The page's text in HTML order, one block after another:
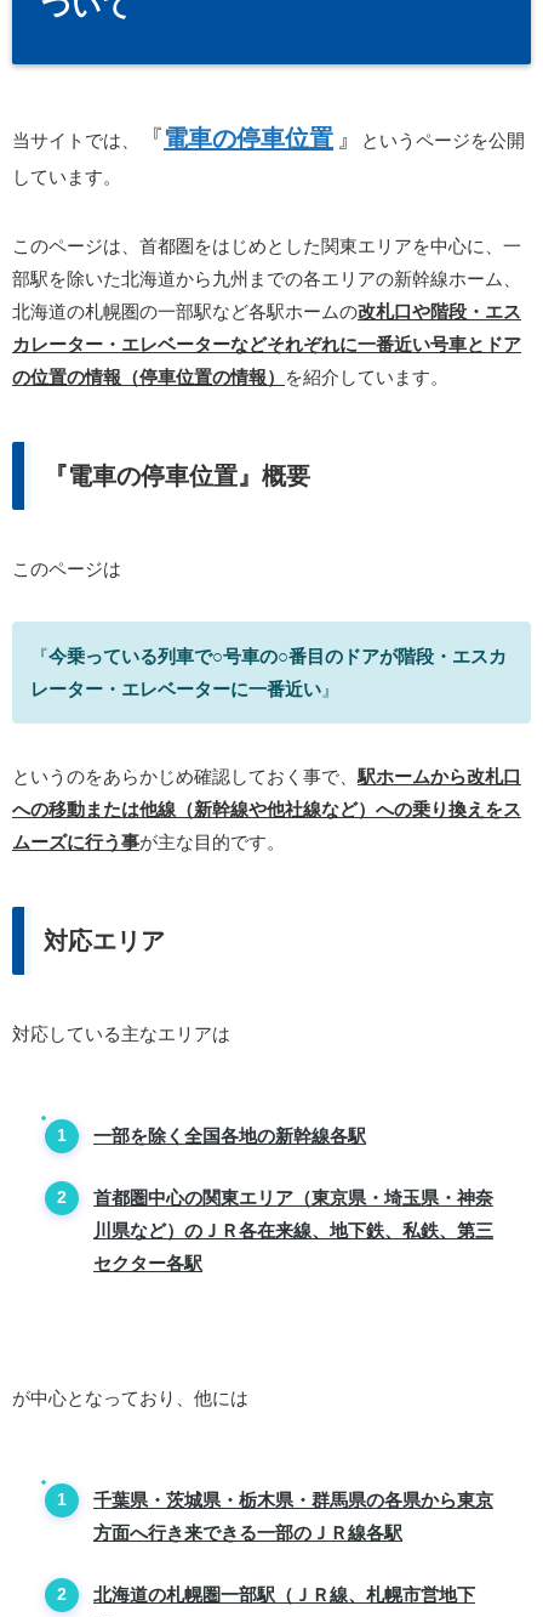
当サイトでは、 『電車の停車位置 』
というページを公開
しています。
このページは、首都圏をはじめとした関東エリアを中心に、一
部駅を除いた北海道から九州までの各エリアの新幹線ホーム、
北海道の札幌圏の一部駅など各駅ホームの改札口や階段・エス
カレーター・エレベーターなどそれぞれに一番近い号車とドア
の位置の情報（停車位置の情報）
を紹介しています。
『電車の停車位置』概要
このページは
『今乗っている列車で○号車の○番目のドアが階段・エスカ
レーター・エレベーターに一番近い 』
というのをあらかじめ確認しておく事で、 駅ホームから改札口
への移動または他線（新幹線や他社線など）への乗り換えをス
ムーズに行う事が主な目的です。
対応エリア
対応している主なエリアは
一部を除く全国各地の新幹線各駅
首都圏中心の関東エリア（東京県・埼玉県・神奈
川県など）のＪＲ各在来線、地下鉄、私鉄、第三
セクター各駅
が中心となっており、他には
千葉県・茨城県・栃木県・群馬県の各県から東京
方面へ行き来できる一部のＪＲ線各駅
北海道の札幌圏一部駅（ＪＲ線、札幌市営地下